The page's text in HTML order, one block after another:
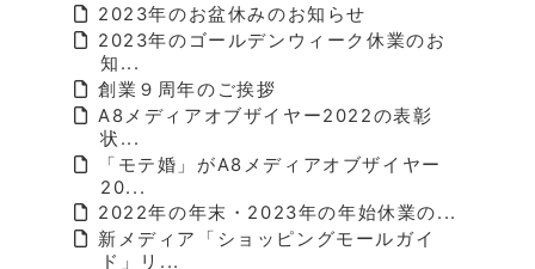
2023年のお盆休みのお知らせ
2023年のゴールデンウィーク休業のお
知...
創業９周年のご挨拶
A8メディアオブザイヤー2022の表彰
状...
「モテ婚」がA8メディアオブザイヤー
20...
2022年の年末・2023年の年始休業の...
新メディア「ショッピングモールガイ
ド」リ...